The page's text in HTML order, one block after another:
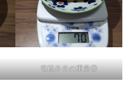
宅配弁当の重量②